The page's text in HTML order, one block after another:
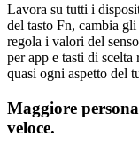
Lavora su tutti i
del tasto Fn, cambia
regola i valori del
per app e tasti di
quasi ogni aspetto del
Maggiore
veloce.